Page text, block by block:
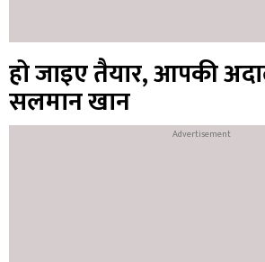
हो जाइए तैयार, आपकी
सलमान खान